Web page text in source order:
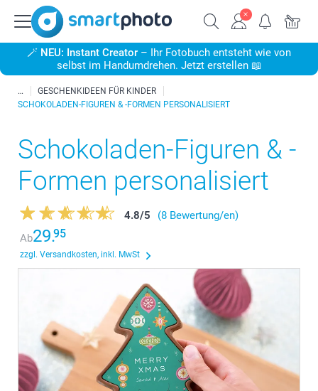
🪄 NEU: Instant Creator – Ihr Fotobuch entsteht wie von
selbst im Handumdrehen. Jetzt erstellen 📖
GESCHENKIDEEN FÜR KINDER
SCHOKOLADEN-FIGUREN & -FORMEN PERSONALISIERT
Schokoladen-Figuren & -
Formen personalisiert
4.8/5
(8 Bewertung/en)
Ab29.95
zzgl. Versandkosten, inkl. MwSt